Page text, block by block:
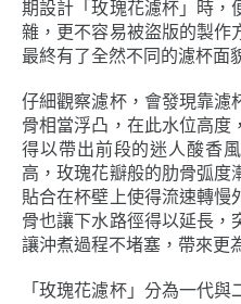
期設計「玫瑰花濾杯」時，
雜，更不容易被盜版的製作
最終有了全然不同的濾杯面
仔細觀察濾杯，會發現靠濾
骨相當浮凸，在此水位高度
得以帶出前段的迷人酸香
高，玫瑰花瓣般的肋骨弧度
貼合在杯壁上使得流速轉慢
骨也讓下水路徑得以延長，
讓沖煮過程不堵塞，帶來更
「玫瑰花濾杯」分為一代